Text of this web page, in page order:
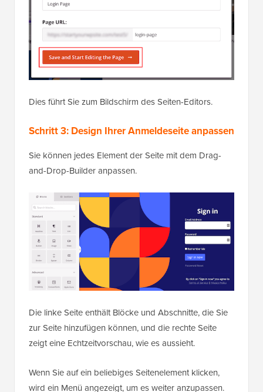
Dies führt Sie zum Bildschirm des Seiten-Editors.
Schritt 3: Design Ihrer Anmeldeseite anpassen
Sie können jedes Element der Seite mit dem Drag-
and-Drop-Builder anpassen.
Die linke Seite enthält Blöcke und Abschnitte, die Sie
zur Seite hinzufügen können, und die rechte Seite
zeigt eine Echtzeitvorschau, wie es aussieht.
Wenn Sie auf ein beliebiges Seitenelement klicken,
wird ein Menü angezeigt, um es weiter anzupassen.